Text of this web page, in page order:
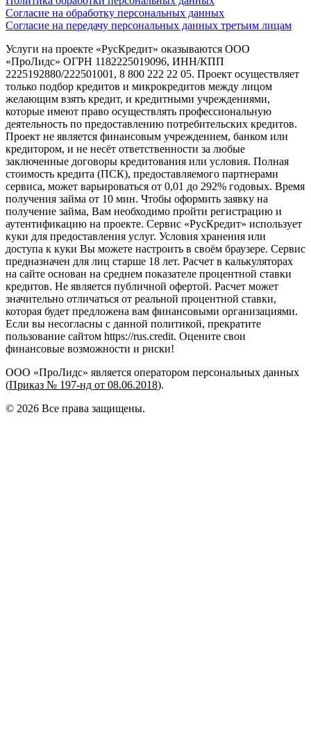
Согласие на обработку персональных данных
Согласие на передачу персональных данных третьим лицам
Услуги на проекте «РусКредит» оказываются ООО
«ПроЛидс» ОГРН 1182225019096, ИНН/КПП
2225192880/222501001, 8 800 222 22 05. Проект осуществляет
только подбор кредитов и микрокредитов между лицом
желающим взять кредит, и кредитными учреждениями,
которые имеют право осуществлять профессиональную
деятельность по предоставлению потребительских кредитов.
Проект не является финансовым учреждением, банком или
кредитором, и не несёт ответственности за любые
заключенные договоры кредитования или условия. Полная
стоимость кредита (ПСК), предоставляемого партнерами
сервиса, может варьироваться от 0,01 до 292% годовых. Время
получения займа от 10 мин. Чтобы оформить заявку на
получение займа, Вам необходимо пройти регистрацию и
аутентификацию на проекте. Сервис «РусКредит» использует
куки для предоставления услуг. Условия хранения или
доступа к куки Вы можете настроить в своём браузере. Сервис
предназначен для лиц старше 18 лет. Расчет в калькуляторах
на сайте основан на среднем показателе процентной ставки
кредитов. Не является публичной офертой. Расчет может
значительно отличаться от реальной процентной ставки,
которая будет предложена вам финансовыми организациями.
Если вы несогласны с данной политикой, прекратите
пользование сайтом https://rus.credit. Оцените свои
финансовые возможности и риски!
ООО «ПроЛидс» является оператором персональных данных
(Приказ № 197-нд от 08.06.2018).
© 2026 Все права защищены.